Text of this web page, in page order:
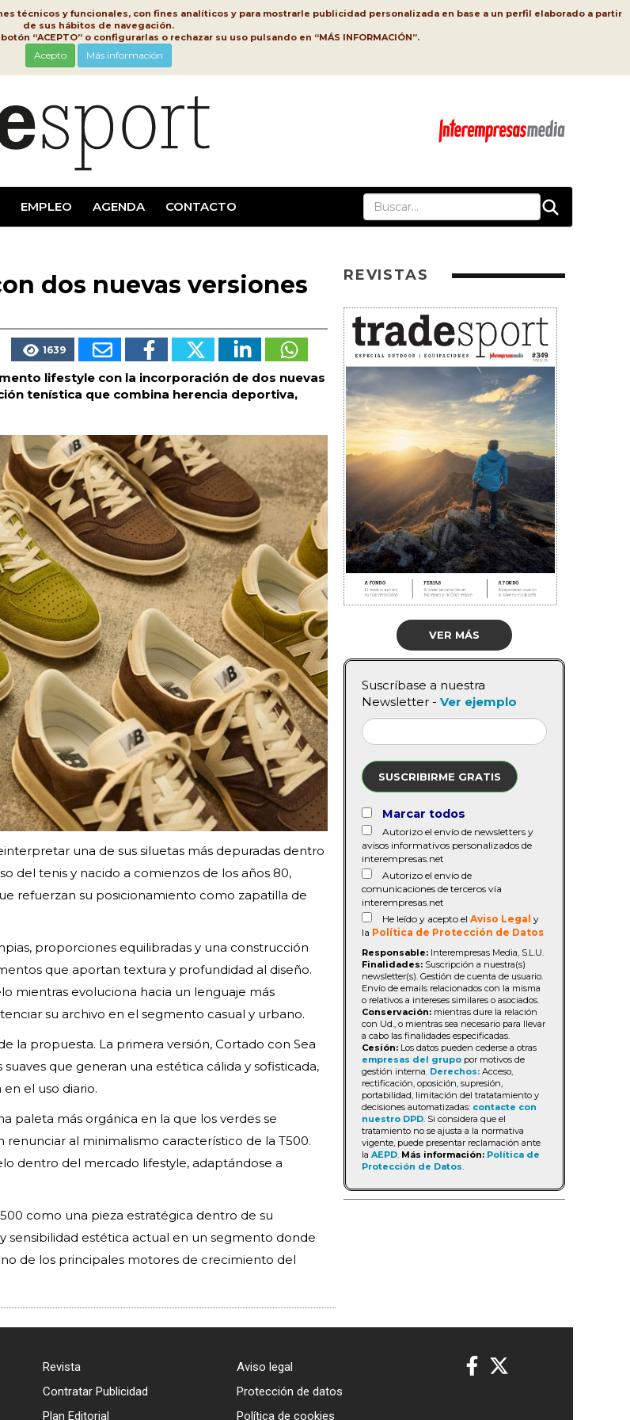
técnicos y funcionales, con fines analíticos y para mostrarle publicidad personalizada en base a un perfil elaborado a partir
de sus hábitos de navegación.
“ACEPTO” o configurarlas o rechazar su uso pulsando en “MÁS INFORMACIÓN”.
Acepto Más información
EMPLEO AGENDA CONTACTO
dos nuevas versiones
1639
lifestyle con la incorporación de dos nuevas
tenística que combina herencia deportiva,
una de sus siluetas más depuradas dentro
del tenis y nacido a comienzos de los años 80,
refuerzan su posicionamiento como zapatilla de
proporciones equilibradas y una construcción
que aportan textura y profundidad al diseño.
mientras evoluciona hacia un lenguaje más
su archivo en el segmento casual y urbano.
la propuesta. La primera versión, Cortado con Sea
que generan una estética cálida y sofisticada,
el uso diario.
paleta más orgánica en la que los verdes se
al minimalismo característico de la T500.
dentro del mercado lifestyle, adaptándose a
como una pieza estratégica dentro de su
estética actual en un segmento donde
de los principales motores de crecimiento del
REVISTAS
VER MÁS
Suscríbase a nuestra
Newsletter - Ver ejemplo
SUSCRIBIRME GRATIS
Marcar todos
Autorizo el envío de newsletters y
avisos informativos personalizados de
interempresas.net
Autorizo el envío de
comunicaciones de terceros vía
interempresas.net
He leído y acepto el Aviso Legal y
la Política de Protección de Datos
Responsable: Interempresas Media, S.L.U.
Finalidades: Suscripción a nuestra(s)
newsletter(s). Gestión de cuenta de usuario.
Envío de emails relacionados con la misma
o relativos a intereses similares o asociados.
Conservación: mientras dure la relación
con Ud., o mientras sea necesario para llevar
a cabo las finalidades especificadas.
Cesión: Los datos pueden cederse a otras
empresas del grupo por motivos de
gestión interna. Derechos: Acceso,
rectificación, oposición, supresión,
portabilidad, limitación del tratatamiento y
decisiones automatizadas: contacte con
nuestro DPD. Si considera que el
tratamiento no se ajusta a la normativa
vigente, puede presentar reclamación ante
la AEPD. Más información: Política de
Protección de Datos.
Revista
Contratar Publicidad
Plan Editorial
Aviso legal
Protección de datos
Política de cookies